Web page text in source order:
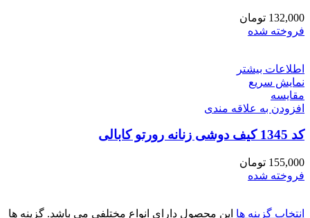
132,000 تومان
فروخته شده
اطلاعات بیشتر
نمایش سریع
مقايسه
افزودن به علاقه مندی
کد 1345 کیف دوشی زنانه رورتو کابالی
155,000 تومان
فروخته شده
انتخاب گزینه ها این محصول دارای انواع مختلفی می باشد. گزینه ها